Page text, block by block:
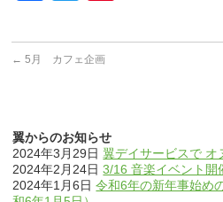
← 5月 カフェ企画
翼からのお知らせ
2024年3月29日 翼デイサービスで
2024年2月24日 3/16 音楽イベント開
2024年1月6日 令和6年の新年事始め